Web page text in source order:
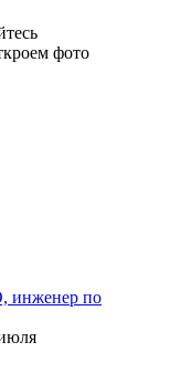
фото
инженер по